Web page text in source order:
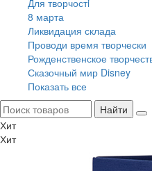
8 марта
Ликвидация склада
Проводи время творчески
Рожденственское
Сказочный мир Disney
Показать все
Найти
Хит
Хит